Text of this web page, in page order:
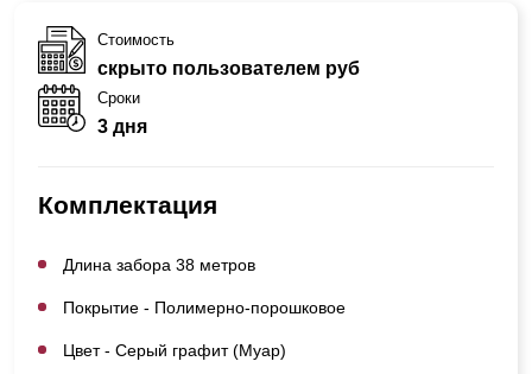
Стоимость
скрыто пользователем руб
Сроки
3 дня
Комплектация
Длина забора 38 метров
Покрытие - Полимерно-порошковое
Цвет - Серый графит (Муар)